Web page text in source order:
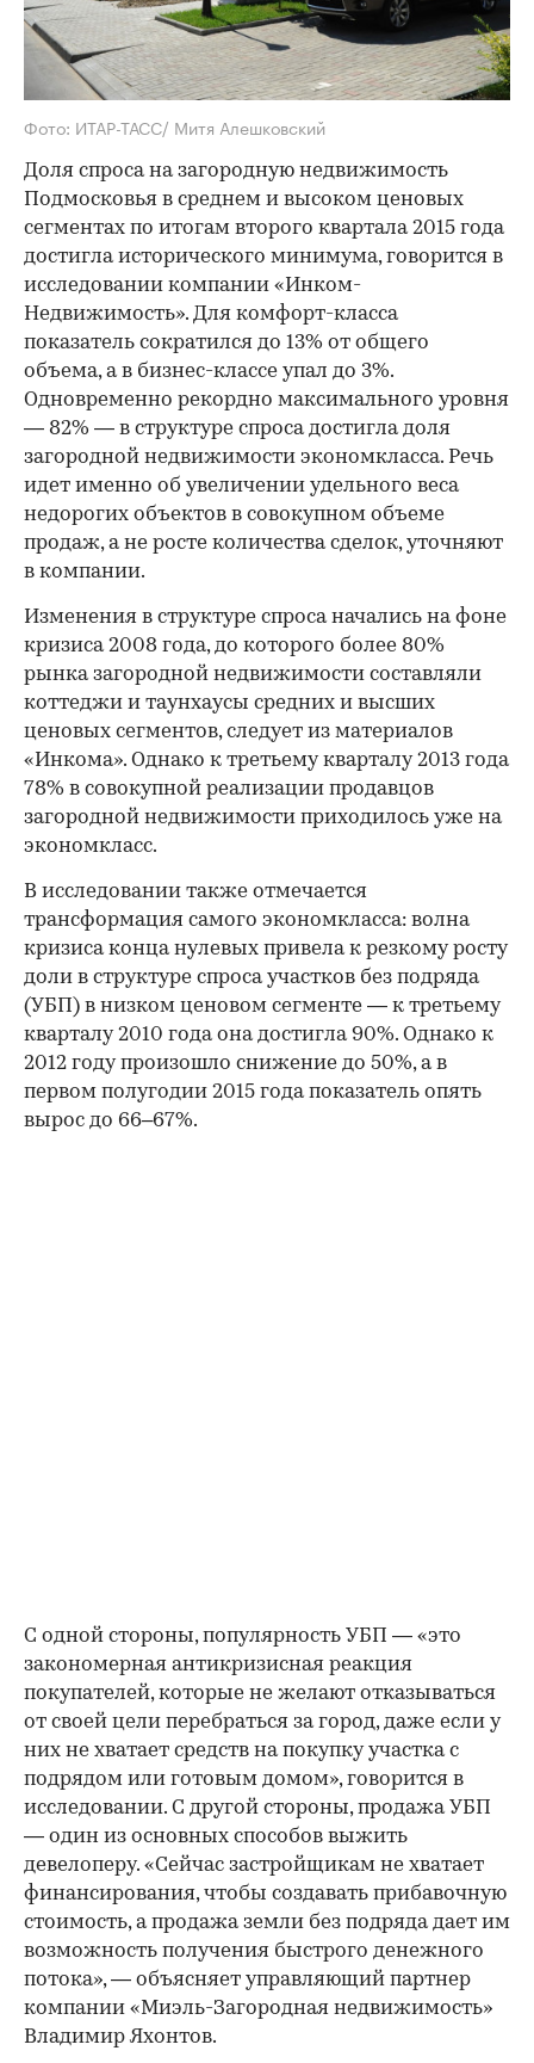
Фото: ИТАР-ТАСС/ Митя Алешковский
Доля спроса на загородную недвижимость
Подмосковья в среднем и высоком ценовых
сегментах по итогам второго квартала 2015 года
достигла исторического минимума, говорится в
исследовании компании «Инком-
Недвижимость». Для комфорт-класса
показатель сократился до 13% от общего
объема, а в бизнес-классе упал до 3%.
Одновременно рекордно максимального уровня
— 82% — в структуре спроса достигла доля
загородной недвижимости экономкласса. Речь
идет именно об увеличении удельного веса
недорогих объектов в совокупном объеме
продаж, а не росте количества сделок, уточняют
в компании.
Изменения в структуре спроса начались на фоне
кризиса 2008 года, до которого более 80%
рынка загородной недвижимости составляли
коттеджи и таунхаусы средних и высших
ценовых сегментов, следует из материалов
«Инкома». Однако к третьему кварталу 2013 года
78% в совокупной реализации продавцов
загородной недвижимости приходилось уже на
экономкласс.
В исследовании также отмечается
трансформация самого экономкласса: волна
кризиса конца нулевых привела к резкому росту
доли в структуре спроса участков без подряда
(УБП) в низком ценовом сегменте — к третьему
кварталу 2010 года она достигла 90%. Однако к
2012 году произошло снижение до 50%, а в
первом полугодии 2015 года показатель опять
вырос до 66–67%.
С одной стороны, популярность УБП — «это
закономерная антикризисная реакция
покупателей, которые не желают отказываться
от своей цели перебраться за город, даже если у
них не хватает средств на покупку участка с
подрядом или готовым домом», говорится в
исследовании. С другой стороны, продажа УБП
— один из основных способов выжить
девелоперу. «Сейчас застройщикам не хватает
финансирования, чтобы создавать прибавочную
стоимость, а продажа земли без подряда дает им
возможность получения быстрого денежного
потока», — объясняет управляющий партнер
компании «Миэль-Загородная недвижимость»
Владимир Яхонтов.